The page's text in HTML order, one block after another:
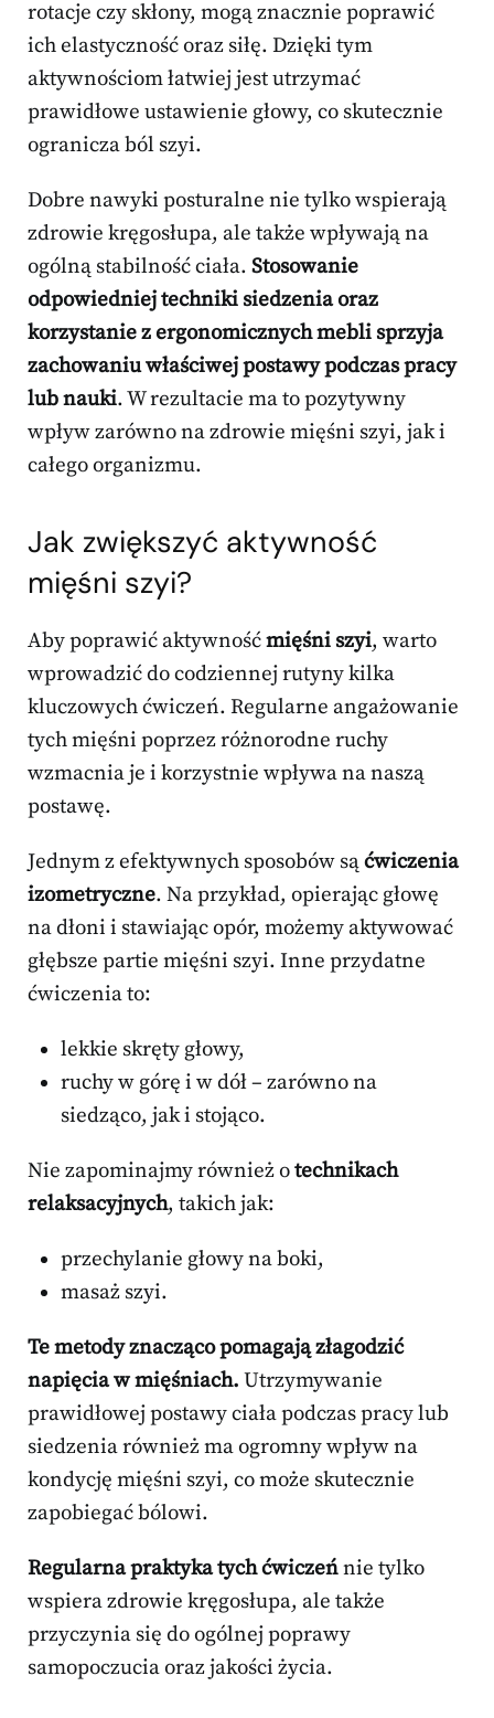
rotacje czy skłony, mogą znacznie poprawić
ich elastyczność oraz siłę. Dzięki tym
aktywnościom łatwiej jest utrzymać
prawidłowe ustawienie głowy, co skutecznie
ogranicza ból szyi.
Dobre nawyki posturalne nie tylko wspierają
zdrowie kręgosłupa, ale także wpływają na
ogólną stabilność ciała. Stosowanie
odpowiedniej techniki siedzenia oraz
korzystanie z ergonomicznych mebli sprzyja
zachowaniu właściwej postawy podczas pracy
lub nauki. W rezultacie ma to pozytywny
wpływ zarówno na zdrowie mięśni szyi, jak i
całego organizmu.
Jak zwiększyć aktywność
mięśni szyi?
Aby poprawić aktywnośćmięśni szyi, warto
wprowadzić do codziennej rutyny kilka
kluczowych ćwiczeń. Regularne angażowanie
tych mięśni poprzez różnorodne ruchy
wzmacnia je i korzystnie wpływa na naszą
postawę.
Jednym z efektywnych sposobów sąćwiczenia
izometryczne. Na przykład, opierając głowę
na dłoni i stawiając opór, możemy aktywować
głębsze partie mięśni szyi. Inne przydatne
ćwiczenia to:
lekkie skręty głowy,
ruchy w górę i w dół – zarówno na
siedząco, jak i stojąco.
Nie zapominajmy również otechnikach
relaksacyjnych, takich jak:
przechylanie głowy na boki,
masaż szyi.
Te metody znacząco pomagają złagodzić
napięcia w mięśniach. Utrzymywanie
prawidłowej postawy ciała podczas pracy lub
siedzenia również ma ogromny wpływ na
kondycję mięśni szyi, co może skutecznie
zapobiegać bólowi.
Regularna praktyka tych ćwiczeńnie tylko
wspiera zdrowie kręgosłupa, ale także
przyczynia się do ogólnej poprawy
samopoczucia oraz jakości życia.